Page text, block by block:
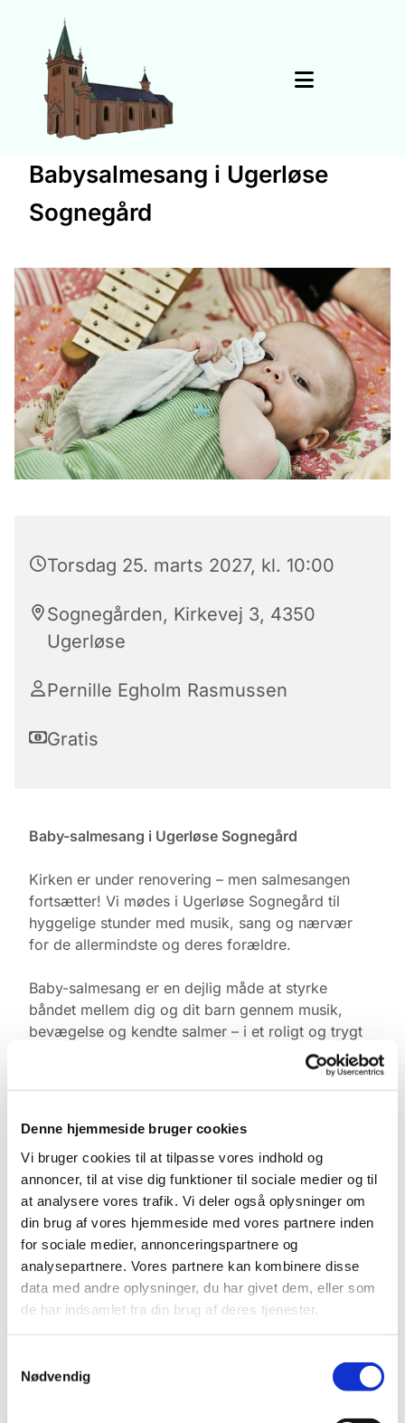
Denne hjemmeside bruger cookies
Vi bruger cookies til at tilpasse vores indhold og
annoncer, til at vise dig funktioner til sociale medier og til
at analysere vores trafik. Vi deler også oplysninger om
din brug af vores hjemmeside med vores partnere inden
for sociale medier, annonceringspartnere og
analysepartnere. Vores partnere kan kombinere disse
data med andre oplysninger, du har givet dem, eller som
de har indsamlet fra din brug af deres tjenester.
Nødvendig
Babysalmesang i Ugerløse
Sognegård
Torsdag 25. marts 2027, kl. 10:00
Sognegården, Kirkevej 3, 4350
Ugerløse
Pernille Egholm Rasmussen
Gratis
Baby-salmesang i Ugerløse Sognegård
Kirken er under renovering – men salmesangen
fortsætter! Vi mødes i Ugerløse Sognegård til
hyggelige stunder med musik, sang og nærvær
for de allermindste og deres forældre.
Baby-salmesang er en dejlig måde at styrke
båndet mellem dig og dit barn gennem musik,
bevægelse og kendte salmer – i et roligt og trygt
Tid & Sted:
Torsdage kl. 10.00
Tilmelding:
Kontakt Pernille Rasmussen på:
Mobil: +45 31521240
Mail: pernilleegholm@live.dk
Alle er velkomne – uanset om du er vant til at
komme i kirke eller ej. Tag din baby under armen,